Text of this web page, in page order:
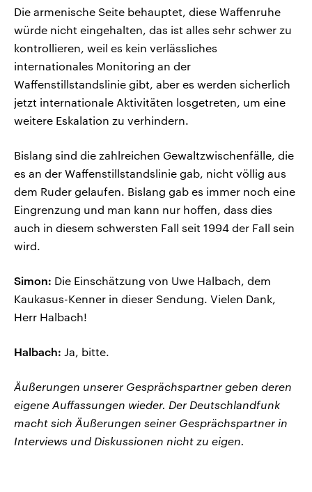
Die armenische Seite behauptet, diese Waffenruhe
würde nicht eingehalten, das ist alles sehr schwer zu
kontrollieren, weil es kein verlässliches
internationales Monitoring an der
Waffenstillstandslinie gibt, aber es werden sicherlich
jetzt internationale Aktivitäten losgetreten, um eine
weitere Eskalation zu verhindern.
Bislang sind die zahlreichen Gewaltzwischenfälle, die
es an der Waffenstillstandslinie gab, nicht völlig aus
dem Ruder gelaufen. Bislang gab es immer noch eine
Eingrenzung und man kann nur hoffen, dass dies
auch in diesem schwersten Fall seit 1994 der Fall sein
wird.
Simon: Die Einschätzung von Uwe Halbach, dem
Kaukasus-Kenner in dieser Sendung. Vielen Dank,
Herr Halbach!
Halbach: Ja, bitte.
Äußerungen unserer Gesprächspartner geben deren
eigene Auffassungen wieder. Der Deutschlandfunk
macht sich Äußerungen seiner Gesprächspartner in
Interviews und Diskussionen nicht zu eigen.